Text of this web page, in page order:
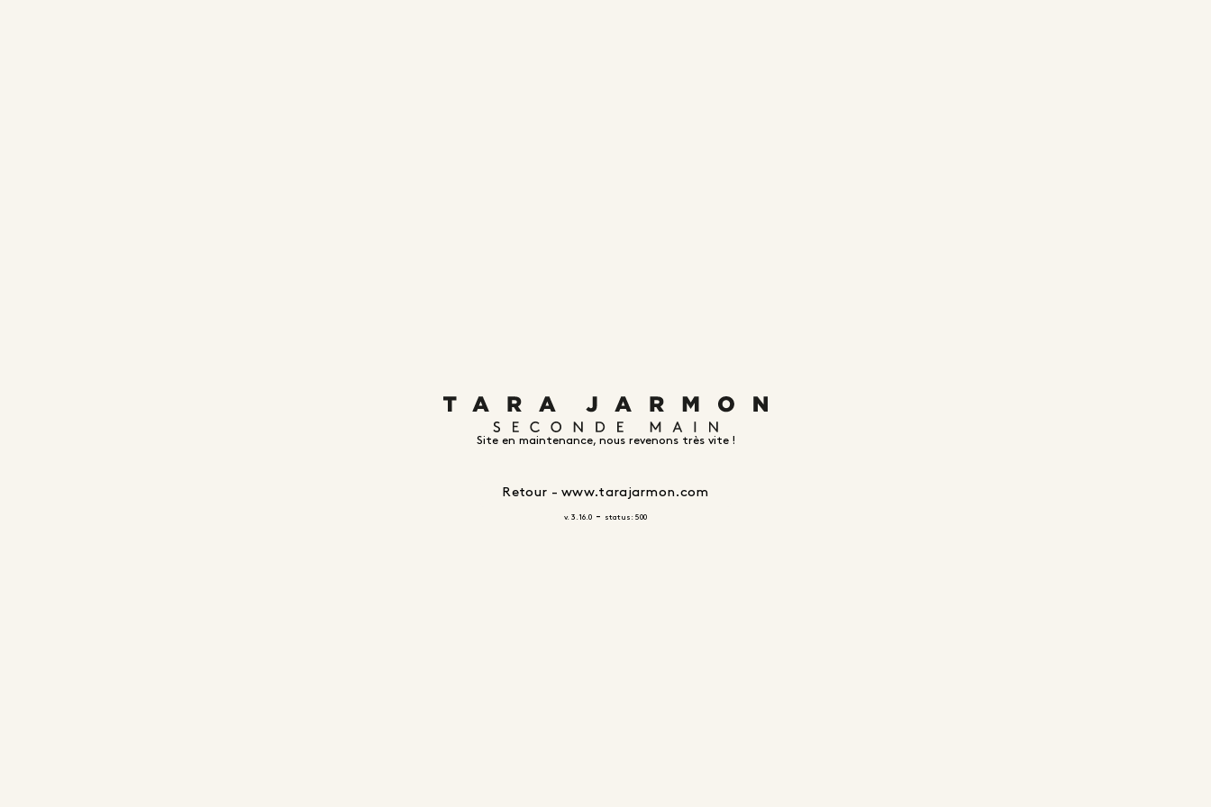
Site en maintenance, nous revenons très vite !
Retour - www.tarajarmon.com
v. 3.16.0 - status: 500